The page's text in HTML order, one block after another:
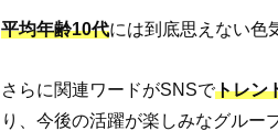
平均年齢10代には到底思えない色
さらに関連ワードがSNSでトレン
り、今後の活躍が楽しみなグルー